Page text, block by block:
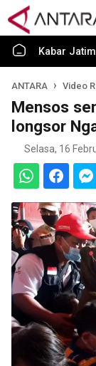
Kabar Jatim
ANTARA Video
Mensos
longsor
Selasa, 16